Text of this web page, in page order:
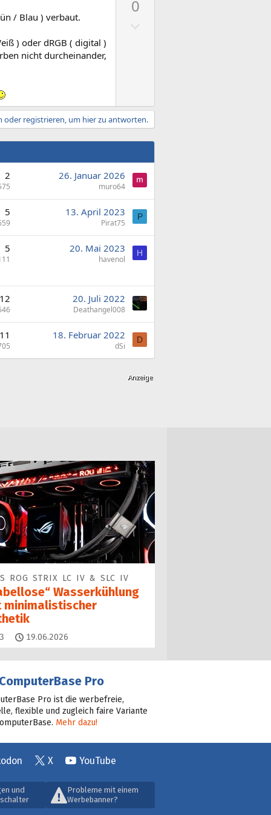
e
/ Blau ) verbaut.
) oder dRGB ( digital )
nicht durcheinander,
t
i
m
m
e
0
v
e
S
i
m
m
e
oder registrieren, um hier zu antworten.
2 26. Januar 2026
muro64
5 13. April 2023
Pirat75
P
5 20. Mai 2023
havenol
H
12 20. Juli 2022
Deathangel008
11 18. Februar 2022
dSi
D
ROG STRIX LC IV & SLC IV
Wasserkühlung
minimalistischer
Kommentare
19.06.2026
ComputerBase Pro
Pro ist die werbefreie,
flexible und zugleich faire Variante
Mehr dazu!
X YouTube
und
Probleme mit einem
Werbebanner?